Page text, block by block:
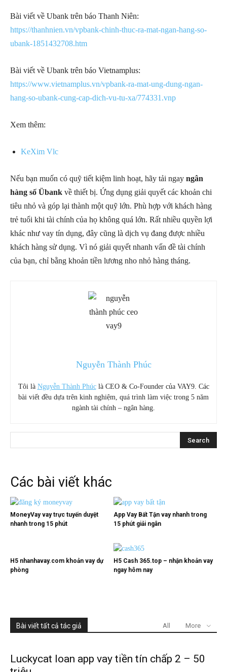
Bài viết về Ubank trên báo Thanh Niên:
https://thanhnien.vn/vpbank-chinh-thuc-ra-mat-ngan-hang-so-
ubank-1851432708.htm
Bài viết về Ubank trên báo Vietnamplus:
https://www.vietnamplus.vn/vpbank-ra-mat-ung-dung-ngan-
hang-so-ubank-cung-cap-dich-vu-tu-xa/774331.vnp
Xem thêm:
KeXim Vlc
Nếu bạn muốn có quỹ tiết kiệm linh hoạt, hãy tải ngay ngân
hàng số Übank về thiết bị. Ứng dụng giải quyết các khoản chi
tiêu nhỏ và góp lại thành một quỹ lớn. Phù hợp với khách hàng
trẻ tuổi khi tài chính của họ không quá lớn. Rất nhiều quyền lợi
khác như vay tín dụng, đây cũng là dịch vụ đang được nhiều
khách hàng sử dụng. Vì nó giải quyết nhanh vấn đề tài chính
của bạn, chỉ bằng khoản tiền lương nho nhỏ hàng tháng.
Nguyễn Thành Phúc
Tôi là Nguyễn Thành Phúclà CEO & Co-Founder của VAY9. Các
bài viết đều dựa trên kinh nghiệm, quá trình làm việc trong 5 năm
ngành tài chính – ngân hàng.
Các bài viết khác
MoneyVay vay trực tuyến duyệt
nhanh trong 15 phút
App Vay Bất Tận vay nhanh trong
15 phút giải ngân
H5 nhanhavay.com khoản vay dự
phòng
H5 Cash 365.top – nhận khoản vay
ngay hôm nay
Bài viết tất cả tác giả All More
Luckycat loan app vay tiền tín chấp 2 – 50